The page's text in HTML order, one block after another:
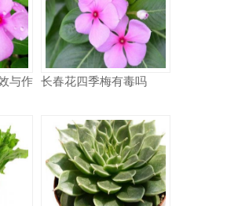
与作 长春花四季梅有毒吗